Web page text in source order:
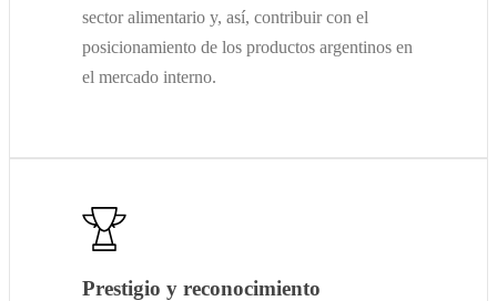
sector alimentario y, así, contribuir con el
posicionamiento de los productos argentinos en
el mercado interno.
Prestigio y reconocimiento